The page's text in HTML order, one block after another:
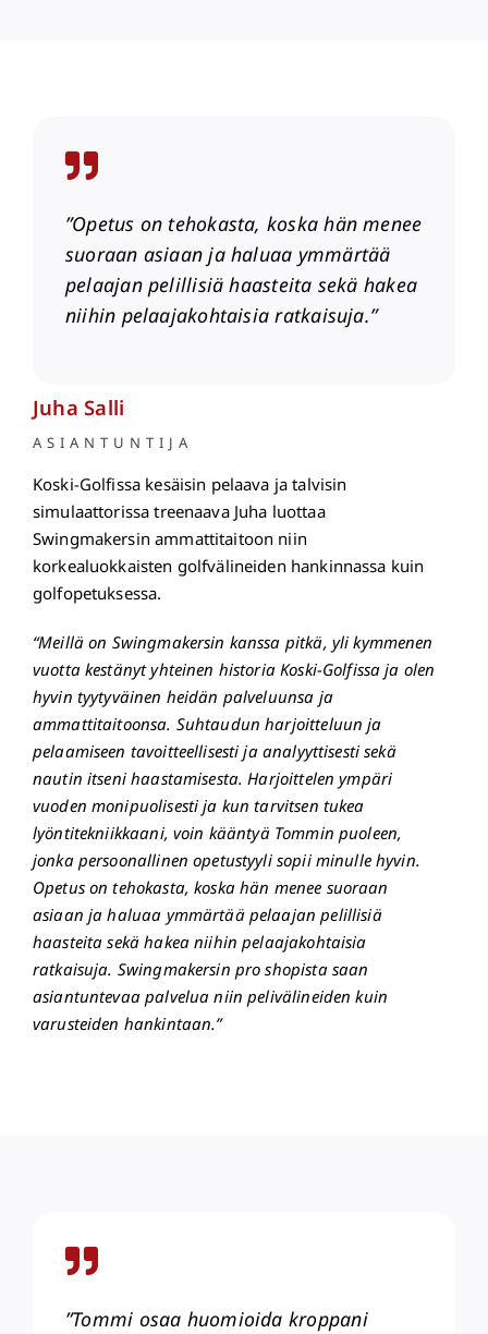
Juha Salli
ASIANTUNTIJA
Koski-Golfissa kesäisin pelaava ja talvisin
simulaattorissa treenaava Juha luottaa
Swingmakersin ammattitaitoon niin
korkealuokkaisten golfvälineiden hankinnassa kuin
golfopetuksessa.
“Meillä on Swingmakersin kanssa pitkä, yli kymmenen
vuotta kestänyt yhteinen historia Koski-Golfissa ja olen
hyvin tyytyväinen heidän palveluunsa ja
ammattitaitoonsa. Suhtaudun harjoitteluun ja
pelaamiseen tavoitteellisesti ja analyyttisesti sekä
nautin itseni haastamisesta. Harjoittelen ympäri
vuoden monipuolisesti ja kun tarvitsen tukea
lyöntitekniikkaani, voin kääntyä Tommin puoleen,
jonka persoonallinen opetustyyli sopii minulle hyvin.
Opetus on tehokasta, koska hän menee suoraan
asiaan ja haluaa ymmärtää pelaajan pelillisiä
haasteita sekä hakea niihin pelaajakohtaisia
ratkaisuja. Swingmakersin pro shopista saan
asiantuntevaa palvelua niin pelivälineiden kuin
varusteiden hankintaan.”
”Opetus on tehokasta, koska hän menee
suoraan asiaan ja haluaa ymmärtää
pelaajan pelillisiä haasteita sekä hakea
niihin pelaajakohtaisia ratkaisuja.”
”Tommi osaa huomioida kroppani